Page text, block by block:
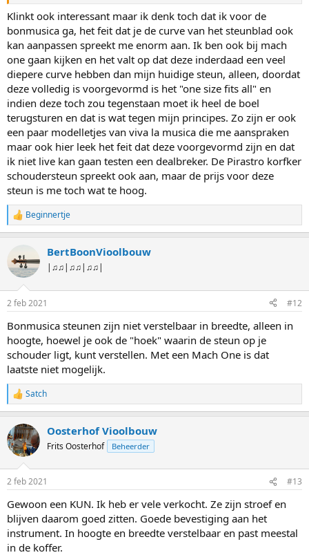
Klinkt ook interessant maar ik denk toch dat ik voor de
bonmusica ga, het feit dat je de curve van het steunblad ook
kan aanpassen spreekt me enorm aan. Ik ben ook bij mach
one gaan kijken en het valt op dat deze inderdaad een veel
diepere curve hebben dan mijn huidige steun, alleen, doordat
deze volledig is voorgevormd is het "one size fits all" en
indien deze toch zou tegenstaan moet ik heel de boel
terugsturen en dat is wat tegen mijn principes. Zo zijn er ook
een paar modelletjes van viva la musica die me aanspraken
maar ook hier leek het feit dat deze voorgevormd zijn en dat
ik niet live kan gaan testen een dealbreker. De Pirastro korfker
schoudersteun spreekt ook aan, maar de prijs voor deze
steun is me toch wat te hoog.
W
a
d
e
n
e
n
:
Beginnertje
BertBoonVioolbouw
|♫♫|♫♫|♫♫|
2 feb 2021 #12
Bonmusica steunen zijn niet verstelbaar in breedte, alleen in
hoogte, hoewel je ook de "hoek" waarin de steun op je
schouder ligt, kunt verstellen. Met een Mach One is dat
laatste niet mogelijk.
W
a
r
d
e
n
e
n
:
Satch
Oosterhof Vioolbouw
Frits Oosterhof Beheerder
2 feb 2021 #13
Gewoon een KUN. Ik heb er vele verkocht. Ze zijn stroef en
blijven daarom goed zitten. Goede bevestiging aan het
instrument. In hoogte en breedte verstelbaar en past meestal
in de koffer.